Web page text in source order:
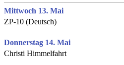
Mittwoch 13. Mai
ZP-10 (Deutsch)
Donnerstag 14. Mai
Christi Himmelfahrt